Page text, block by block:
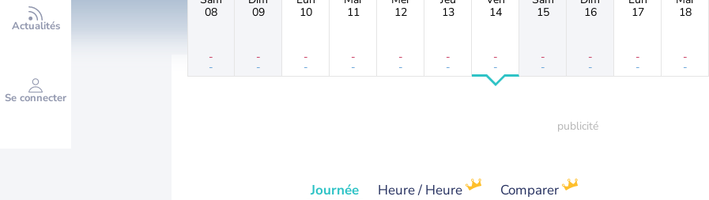
Actualités
Se connecter
08
-
-
09
-
-
10
-
-
11
-
-
12
-
-
13
-
-
14
-
-
15
-
-
16
-
-
17
-
-
18
-
-
Journée Heure / Heure Comparer